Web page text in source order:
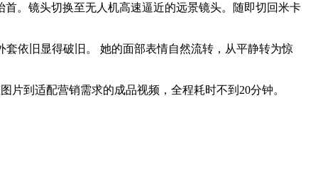
。镜头切换至无人机高速逼近的远景镜头。随即切回米卡
依旧显得破旧。 她的面部表情自然流转，从平静转为惊
到适配营销需求的成品视频，全程耗时不到20分钟。